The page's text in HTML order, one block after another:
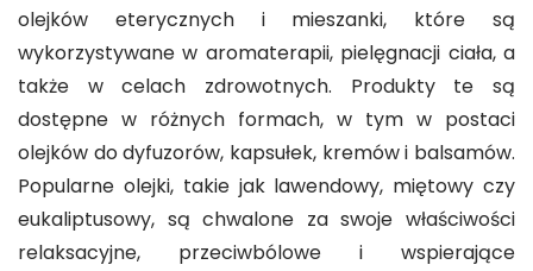
olejków eterycznych i mieszanki, które są
wykorzystywane w aromaterapii, pielęgnacji ciała, a
także w celach zdrowotnych. Produkty te są
dostępne w różnych formach, w tym w postaci
olejków do dyfuzorów, kapsułek, kremów i balsamów.
Popularne olejki, takie jak lawendowy, miętowy czy
eukaliptusowy, są chwalone za swoje właściwości
relaksacyjne, przeciwbólowe i wspierające